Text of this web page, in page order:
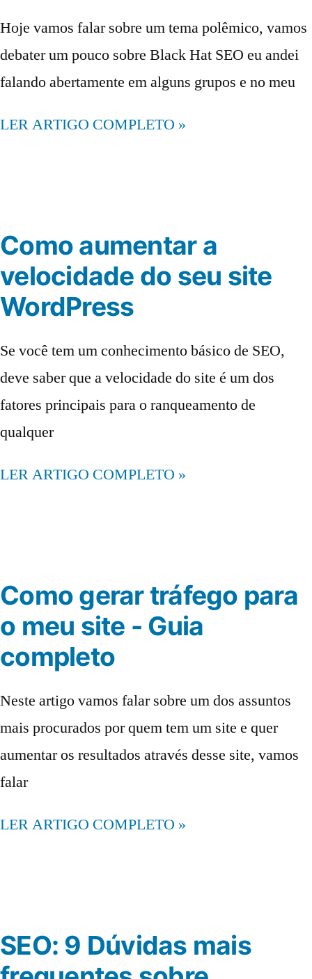
Hoje vamos falar sobre um tema polêmico, vamos
debater um pouco sobre Black Hat SEO eu andei
falando abertamente em alguns grupos e no meu
LER ARTIGO COMPLETO »
Como aumentar a
velocidade do seu site
WordPress
Se você tem um conhecimento básico de SEO,
deve saber que a velocidade do site é um dos
fatores principais para o ranqueamento de
qualquer
LER ARTIGO COMPLETO »
Como gerar tráfego para
o meu site - Guia
completo
Neste artigo vamos falar sobre um dos assuntos
mais procurados por quem tem um site e quer
aumentar os resultados através desse site, vamos
falar
LER ARTIGO COMPLETO »
SEO: 9 Dúvidas mais